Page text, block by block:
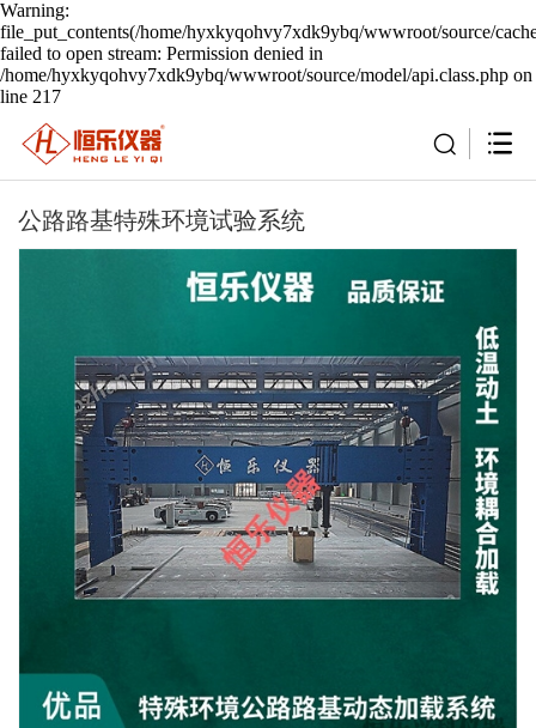
Warning:
file_put_contents(/home/hyxkyqohvy7xdk9ybq/wwwroot/source/
failed to open stream: Permission denied in
/home/hyxkyqohvy7xdk9ybq/wwwroot/source/model/api.class.php on
line 217
公路路基特殊环境试验系统